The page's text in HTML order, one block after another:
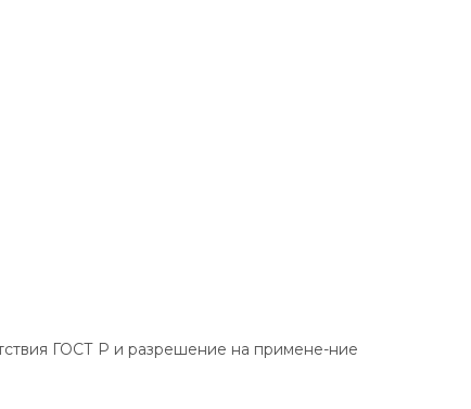
ГОСТ Р и разрешение на примене-ние